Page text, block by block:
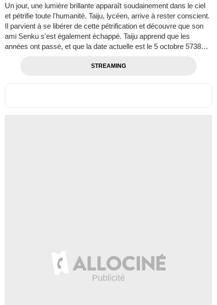
Un jour, une lumière brillante apparaît soudainement dans le ciel
et pétrifie toute l'humanité. Taiju, lycéen, arrive à rester conscient.
Il parvient à se libérer de cette pétrification et découvre que son
ami Senku s'est également échappé. Taiju apprend que les
années ont passé, et que la date actuelle est le 5 octobre 5738…
STREAMING